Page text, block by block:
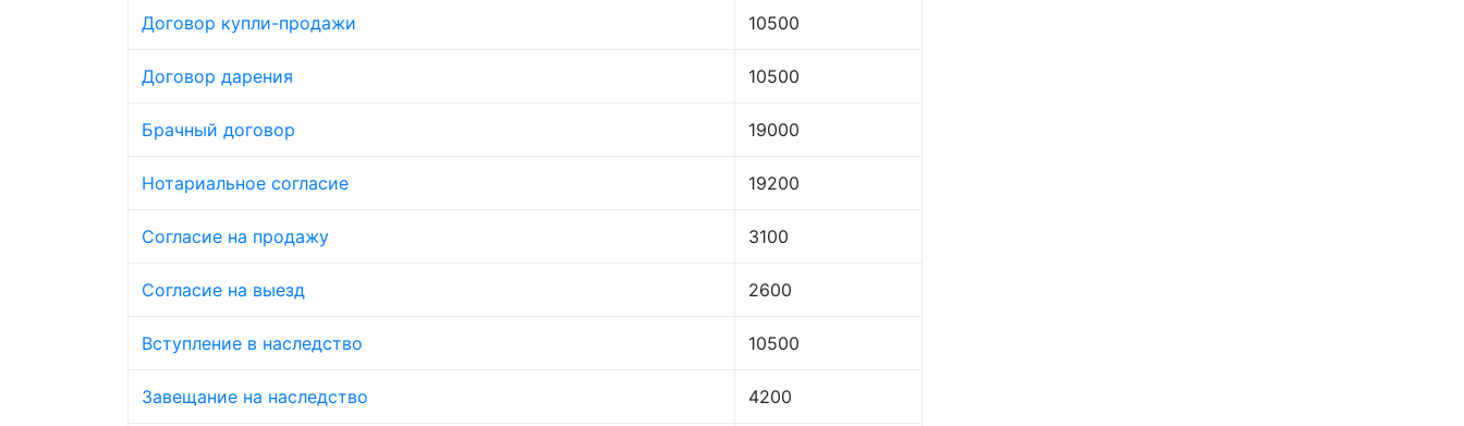
Договор купли-продажи 10500
Договор дарения 10500
Брачный договор 19000
Нотариальное согласие 19200
Согласие на продажу 3100
Согласие на выезд 2600
Вступление в наследство 10500
Завещание на наследство 4200